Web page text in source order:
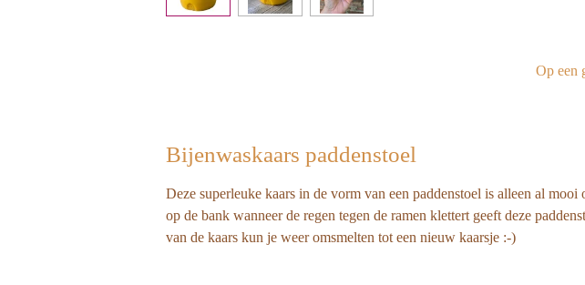
Op een
Bijenwaskaars paddenstoel
Deze superleuke kaars in de vorm van een paddenstoel is alleen al
op de bank wanneer de regen tegen de ramen klettert geeft deze
van de kaars kun je weer omsmelten tot een nieuw kaarsje :-)